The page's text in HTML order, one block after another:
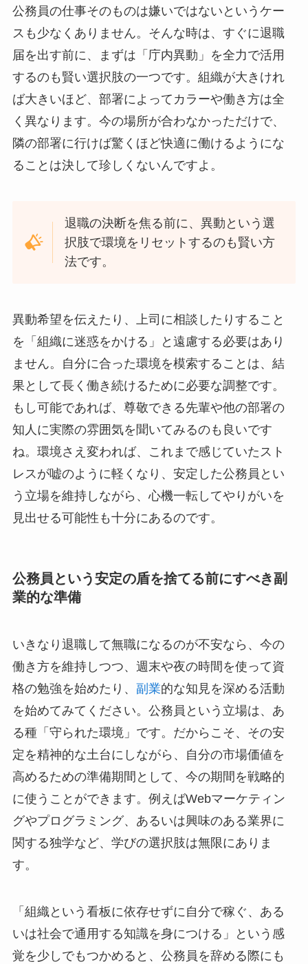
公務員の仕事そのものは嫌いではないというケー
スも少なくありません。そんな時は、すぐに退職
届を出す前に、まずは「庁内異動」を全力で活用
するのも賢い選択肢の一つです。組織が大きけれ
ば大きいほど、部署によってカラーや働き方は全
く異なります。今の場所が合わなかっただけで、
隣の部署に行けば驚くほど快適に働けるようにな
ることは決して珍しくないんですよ。
退職の決断を焦る前に、異動という選
択肢で環境をリセットするのも賢い方
法です。
異動希望を伝えたり、上司に相談したりすること
を「組織に迷惑をかける」と遠慮する必要はあり
ません。自分に合った環境を模索することは、結
果として長く働き続けるために必要な調整です。
もし可能であれば、尊敬できる先輩や他の部署の
知人に実際の雰囲気を聞いてみるのも良いです
ね。環境さえ変われば、これまで感じていたスト
レスが嘘のように軽くなり、安定した公務員とい
う立場を維持しながら、心機一転してやりがいを
見出せる可能性も十分にあるのです。
公務員という安定の盾を捨てる前にすべき副
業的な準備
いきなり退職して無職になるのが不安なら、今の
働き方を維持しつつ、週末や夜の時間を使って資
格の勉強を始めたり、 副業的な知見を深める活動
を始めてみてください。公務員という立場は、あ
る種「守られた環境」です。だからこそ、その安
定を精神的な土台にしながら、自分の市場価値を
高めるための準備期間として、今の期間を戦略的
に使うことができます。例えばWebマーケティン
グやプログラミング、あるいは興味のある業界に
関する独学など、学びの選択肢は無限にありま
す。
「組織という看板に依存せずに自分で稼ぐ、ある
いは社会で通用する知識を身につける」という感
覚を少しでもつかめると、公務員を辞める際にも